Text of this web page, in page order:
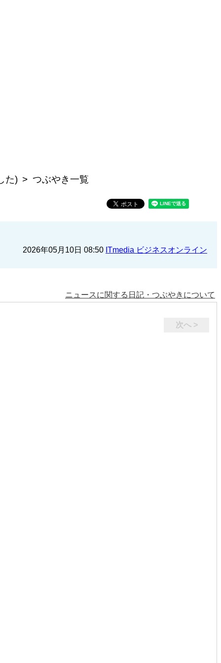
た) つぶやき一覧
2026年05月10日 08:50 ITmedia ビジネスオンライン
ニュースに関する日記・つぶやきについて
次へ >